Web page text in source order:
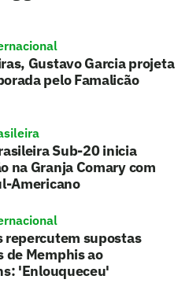
Gustavo Garcia projeta
pelo Famalicão
Sub-20 inicia
na Granja Comary com
Americano
repercutem supostas
de Memphis ao
'Enlouqueceu'